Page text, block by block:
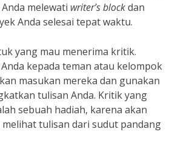
melewati writer’s blockdan
Anda selesai tepat waktu.
yang mau menerima kritik.
kepada teman atau kelompok
masukan mereka dan gunakan
tulisan Anda. Kritik yang
sebuah hadiah, karena akan
melihat tulisan dari sudut pandang